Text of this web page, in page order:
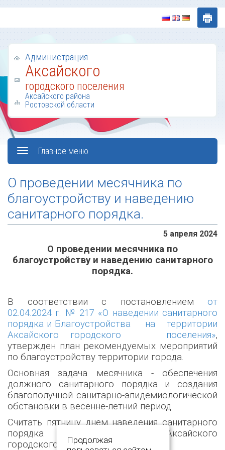
Администрация
Аксайского
городского поселения
Аксайского района
Ростовской области
Главное меню
О проведении месячника по
благоустройству и наведению
санитарного порядка.
5 апреля 2024
О проведении месячника по
благоустройству и наведению санитарного
порядка.
В соответствии с постановлением от
02.04.2024 г. № 217 «О наведении санитарного
порядка и Благоустройства на территории
Аксайского городского поселения»,
утвержден план рекомендуемых мероприятий
по благоустройству территории города.
Основная задача месячника - обеспечения
должного санитарного порядка и создания
благополучной санитарно-эпидемиологической
обстановки в весенне-летний период.
Считать пятницу днем наведения санитарного
порядка и благоустройства Аксайского
городского поселения.
Продолжая